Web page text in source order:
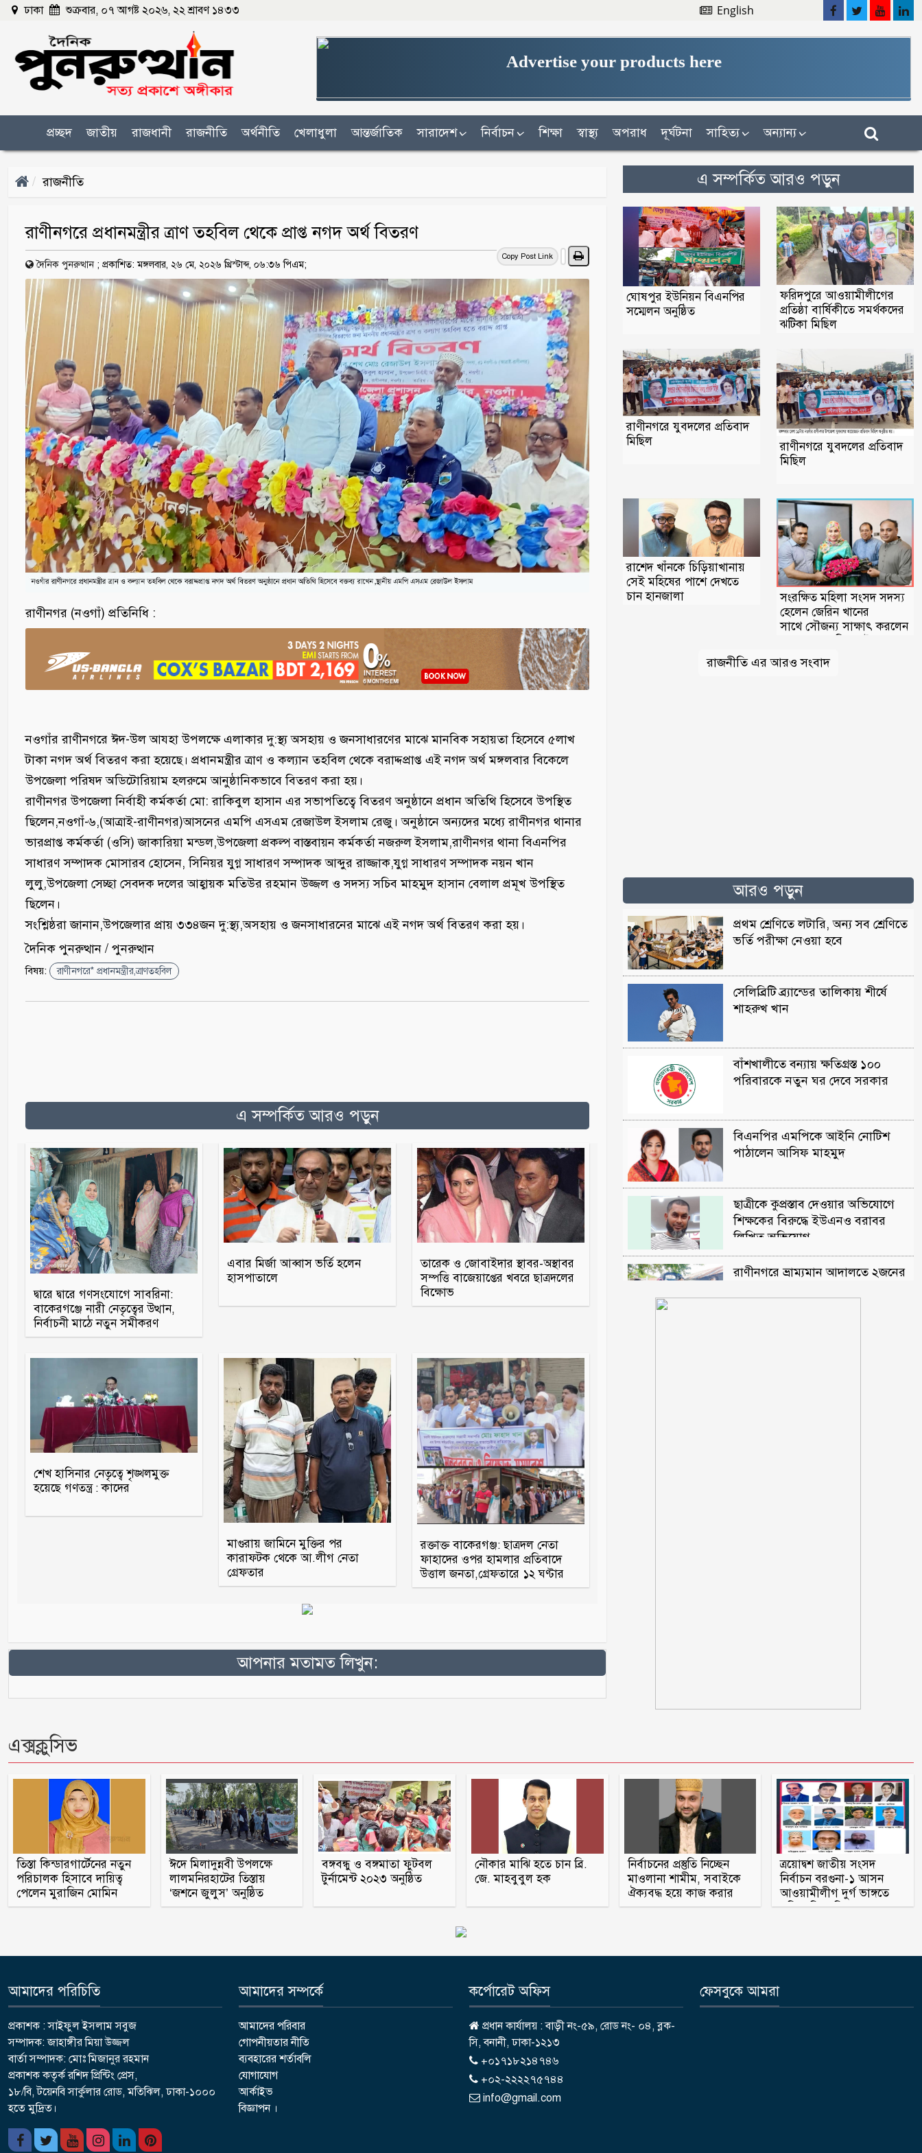
ঢাকা শুক্রবার, ০৭ আগষ্ট ২০২৬, ২২ শ্রাবণ ১৪৩৩ English
Advertise your products here
প্রচ্ছদ জাতীয় রাজধানী রাজনীতি অর্থনীতি খেলাধুলা আন্তর্জাতিক সারাদেশ নির্বাচন শিক্ষা স্বাস্থ্য অপরাধ দূর্ঘটনা সাহিত্য অন্যান্য
রাজনীতি
রাণীনগরে প্রধানমন্ত্রীর ত্রাণ তহবিল থেকে প্রাপ্ত নগদ অর্থ বিতরণ
Copy Post Link
দৈনিক পুনরুত্থান ; প্রকাশিত: মঙ্গলবার, ২৬ মে, ২০২৬ খ্রিস্টাব্দ, ০৬:৩৬ পিএম;
‎রাণীনগর (নওগাঁ) প্রতিনিধি :
নওগাঁর রাণীনগরে ঈদ-উল আযহা উপলক্ষে এলাকার দু:স্থ্য অসহায় ও জনসাধারণের মাঝে মানবিক সহায়তা হিসেবে ৫লাখ
টাকা নগদ অর্থ বিতরণ করা হয়েছে। প্রধানমন্ত্রীর ত্রাণ ও কল্যান তহবিল থেকে বরাদ্দপ্রাপ্ত এই নগদ অর্থ মঙ্গলবার বিকেলে
উপজেলা পরিষদ অডিটোরিয়াম হলরুমে আনুষ্ঠানিকভাবে বিতরণ করা হয়।
‎রাণীনগর উপজেলা নির্বাহী কর্মকর্তা মো: রাকিবুল হাসান এর সভাপতিত্বে বিতরণ অনুষ্ঠানে প্রধান অতিথি হিসেবে উপস্থিত
ছিলেন,নওগাঁ-৬,(আত্রাই-রাণীনগর)আসনের এমপি এসএম রেজাউল ইসলাম রেজু। অনুষ্ঠানে অন্যদের মধ্যে রাণীনগর থানার
ভারপ্রাপ্ত কর্মকর্তা (ওসি) জাকারিয়া মন্ডল,উপজেলা প্রকল্প বাস্তবায়ন কর্মকর্তা নজরুল ইসলাম,রাণীনগর থানা বিএনপির
সাধারণ সম্পাদক মোসারব হোসেন, সিনিয়র যুগ্ন সাধারণ সম্পাদক আব্দুর রাজ্জাক,যুগ্ন সাধারণ সম্পাদক নয়ন খান
লুলু,উপজেলা সেচ্ছা সেবদক দলের আহ্বায়ক মতিউর রহমান উজ্জল ও সদস্য সচিব মাহমুদ হাসান বেলাল প্রমূখ উপস্থিত
ছিলেন।
‎সংশ্লিষ্ঠরা জানান,উপজেলার প্রায় ৩৩৪জন দু:স্থ্য,অসহায় ও জনসাধারনের মাঝে এই নগদ অর্থ বিতরণ করা হয়।
দৈনিক পুনরুত্থান / পুনরুত্থান
বিষয়: রাণীনগরে* প্রধানমন্ত্রীর,ত্রাণতহবিল
এ সম্পর্কিত আরও পড়ুন
দ্বারে দ্বারে গণসংযোগে সাবরিনা:
বাকেরগঞ্জে নারী নেতৃত্বের উত্থান,
নির্বাচনী মাঠে নতুন সমীকরণ
এবার মির্জা আব্বাস ভর্তি হলেন
হাসপাতালে
তারেক ও জোবাইদার স্থাবর-অস্থাবর
সম্পত্তি বাজেয়াপ্তের খবরে ছাত্রদলের
বিক্ষোভ
শেখ হাসিনার নেতৃত্বে শৃঙ্খলমুক্ত
হয়েছে গণতন্ত্র : কাদের
মাগুরায় জামিনে মুক্তির পর
কারাফটক থেকে আ.লীগ নেতা
গ্রেফতার
রক্তাক্ত বাকেরগঞ্জ: ছাত্রদল নেতা
ফাহাদের ওপর হামলার প্রতিবাদে
উত্তাল জনতা,গ্রেফতারে ১২ ঘণ্টার
আপনার মতামত লিখুন:
এ সম্পর্কিত আরও পড়ুন
ঘোষপুর ইউনিয়ন বিএনপির
সম্মেলন অনুষ্ঠিত
ফরিদপুরে আওয়ামীলীগের
প্রতিষ্ঠা বার্ষিকীতে সমর্থকদের
ঝটিকা মিছিল
রাণীনগরে যুবদলের প্রতিবাদ
মিছিল ‎
রাণীনগরে যুবদলের প্রতিবাদ
মিছিল
রাশেদ খাঁনকে চিড়িয়াখানায়
সেই মহিষের পাশে দেখতে
চান হানজালা
সংরক্ষিত মহিলা সংসদ সদস্য
হেলেন জেরিন খানের
সাথে সৌজন্য সাক্ষাৎ করলেন
রাজনীতি এর আরও সংবাদ
আরও পড়ুন
প্রথম শ্রেণিতে লটারি, অন্য সব শ্রেণিতে
ভর্তি পরীক্ষা নেওয়া হবে
সেলিব্রিটি ব্র্যান্ডের তালিকায় শীর্ষে
শাহরুখ খান
বাঁশখালীতে বন্যায় ক্ষতিগ্রস্ত ১০০
পরিবারকে নতুন ঘর দেবে সরকার
বিএনপির এমপিকে আইনি নোটিশ
পাঠালেন আসিফ মাহমুদ
ছাত্রীকে কুপ্রস্তাব দেওয়ার অভিযোগে
শিক্ষকের বিরুদ্ধে ইউএনও বরাবর
লিখিত অভিযোগ
রাণীনগরে ভ্রাম্যমান আদালতে ২জনের
দুই-তিন দিনের মধ্যে গ্যাসের পরিস্থিতি
বরগুনায় ভাইয়ে ভাইয়ে সংঘর্ষে নিহত
জামাই
ওবায়দুল কাদেরসহ ৭ শীর্ষ নেতার
সর্বোচ্চ শাস্তির আবেদন
রাষ্ট্রপতি নির্বাচন ২০ আগস্ট
পটুয়াখালী সদর উপজেলা আ লীগ
সহসভাপতি মিজানুর মারা গেছেন
এক্সক্লুসিভ
তিস্তা কিন্ডারগার্টেনের নতুন
পরিচালক হিসাবে দায়িত্ব
পেলেন মুরাজিন মোমিন
ঈদে মিলাদুন্নবী উপলক্ষে
লালমনিরহাটের তিস্তায়
‘জশনে জুলুস’ অনুষ্ঠিত
বঙ্গবন্ধু ও বঙ্গমাতা ফুটবল
টুর্নামেন্ট ২০২৩ অনুষ্ঠিত
নৌকার মাঝি হতে চান ব্রি.
জে. মাহবুবুল হক
নির্বাচনের প্রস্তুতি নিচ্ছেন
মাওলানা শামীম, সবাইকে
ঐক্যবদ্ধ হয়ে কাজ করার
অহব্বান জানান
ত্রয়োদ্বশ জাতীয় সংসদ
নির্বাচন বরগুনা-১ আসন
আওয়ামীলীগ দুর্গ ভাঙ্গতে
মরিয়া বিএনপি ও জামায়াত
আমাদের পরিচিতি
প্রকাশক : সাইফুল ইসলাম সবুজ
সম্পাদক: জাহাঙ্গীর মিয়া উজ্জল
বার্তা সম্পাদক: মোঃ মিজানুর রহমান
প্রকাশক কতৃর্ক রশিদ প্রিন্টিং প্রেস,
১৮/বি, টয়েনবি সার্কুলার রোড, মতিঝিল, ঢাকা-১০০০
হতে মুদ্রিত।
আমাদের সম্পর্কে
আমাদের পরিবার
গোপনীয়তার নীতি
ব্যবহারের শর্তাবলি
যোগাযোগ
আর্কাইভ
বিজ্ঞাপন ।
কর্পোরেট অফিস
প্রধান কার্যালয় : বাড়ী নং-৫৯, রোড নং- ০৪, ব্লক-
সি, বনানী, ঢাকা-১২১৩
+০১৭১৮২১৪৭৪৬
+০২-২২২২৭৫৭৪৪
info@gmail.com
ফেসবুকে আমরা